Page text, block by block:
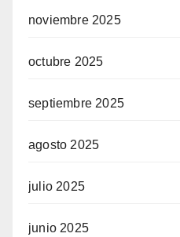
noviembre 2025
octubre 2025
septiembre 2025
agosto 2025
julio 2025
junio 2025